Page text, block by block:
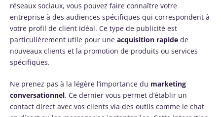
réseaux sociaux, vous pouvez faire connaître votre
entreprise à des audiences spécifiques qui correspondent à
votre profil de client idéal. Ce type de publicité est
particulièrement utile pour une acquisition rapide de
nouveaux clients et la promotion de produits ou services
spécifiques.
Ne prenez pas à la légère l’importance du marketing
conversationnel. Ce dernier vous permet d’établir un
contact direct avec vos clients via des outils comme le chat